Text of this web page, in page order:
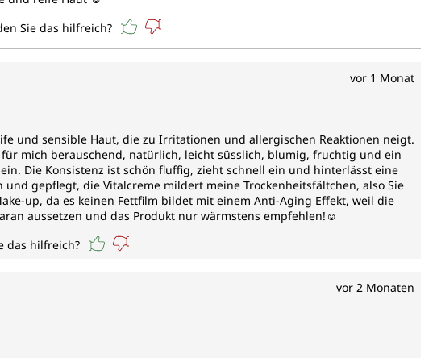
Sie das hilfreich?
vor 1 Monat
und sensible Haut, die zu Irritationen und allergischen Reaktionen neigt.
mich berauschend, natürlich, leicht süsslich, blumig, fruchtig und ein
Die Konsistenz ist schön fluffig, zieht schnell ein und hinterlässt eine
gepflegt, die Vitalcreme mildert meine Trockenheitsfältchen, also Sie
up, da es keinen Fettfilm bildet mit einem Anti-Aging Effekt, weil die
aussetzen und das Produkt nur wärmstens empfehlen!☺️
das hilfreich?
vor 2 Monaten